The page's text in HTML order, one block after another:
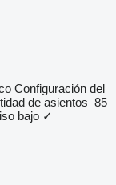
Configuración del
de asientos 85
bajo ✓